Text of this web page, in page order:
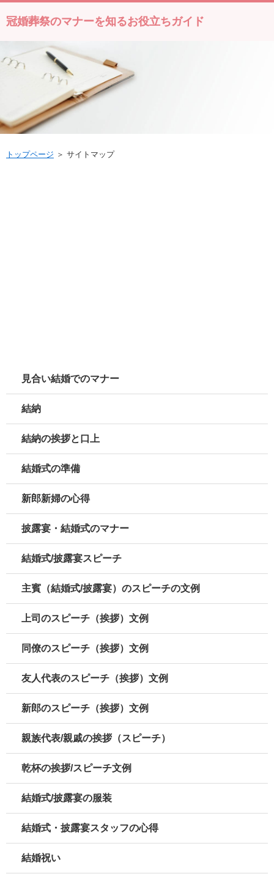
冠婚葬祭のマナーを知るお役立ちガイド
トップページ ＞ サイトマップ
見合い結婚でのマナー
結納
結納の挨拶と口上
結婚式の準備
新郎新婦の心得
披露宴・結婚式のマナー
結婚式/披露宴スピーチ
主賓（結婚式/披露宴）のスピーチの文例
上司のスピーチ（挨拶）文例
同僚のスピーチ（挨拶）文例
友人代表のスピーチ（挨拶）文例
新郎のスピーチ（挨拶）文例
親族代表/親戚の挨拶（スピーチ）
乾杯の挨拶/スピーチ文例
結婚式/披露宴の服装
結婚式・披露宴スタッフの心得
結婚祝い